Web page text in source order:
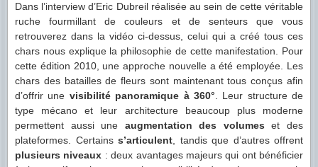
Dans l’interview d’Eric Dubreil réalisée au sein de cette véritable
ruche fourmillant de couleurs et de senteurs que vous
retrouverez dans la vidéo ci-dessus, celui qui a créé tous ces
chars nous explique la philosophie de cette manifestation. Pour
cette édition 2010, une approche nouvelle a été employée. Les
chars des batailles de fleurs sont maintenant tous conçus afin
d’offrir une visibilité panoramique à 360°. Leur structure de
type mécano et leur architecture beaucoup plus moderne
permettent aussi une augmentation des volumes et des
plateformes. Certains s’articulent, tandis que d’autres offrent
plusieurs niveaux : deux avantages majeurs qui ont bénéficier